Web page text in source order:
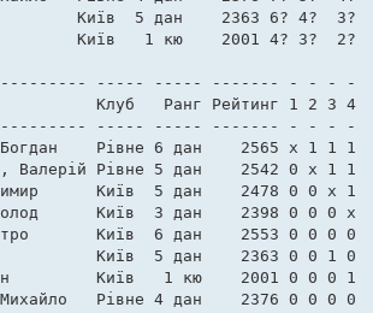
Київ  5 дан    2363 6? 4?
Київ   1 кю    2001 4? 3?
----- ----- ------- - - -
Клуб   Ранг Рейтинг 1 2 3 4 5
----- ----- ------- - - -
Богдан    Рівне 6 дан    2565 x 1
Валерій Рівне 5 дан    2542 0
Київ  5 дан    2478 0 0
Київ  3 дан    2398 0 0
Київ  6 дан    2553 0 0
Київ  5 дан    2363 0 0
Київ   1 кю    2001 0 0
Михайло   Рівне 4 дан    2376 0